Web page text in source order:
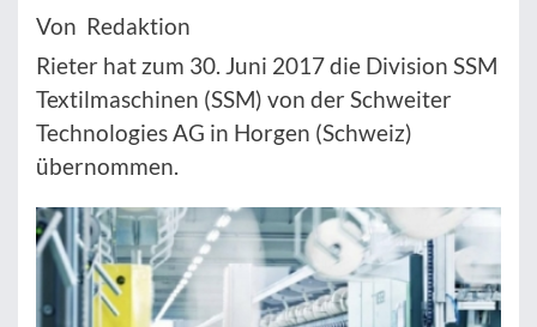
Von Redaktion
Rieter hat zum 30. Juni 2017 die Division SSM
Textilmaschinen (SSM) von der Schweiter
Technologies AG in Horgen (Schweiz)
übernommen.